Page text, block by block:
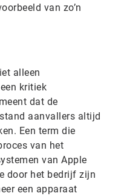
van zo’n
alleen
kritiek
dat de
aanvallers altijd
Een term die
van het
van Apple
door het bedrijf zijn
een apparaat